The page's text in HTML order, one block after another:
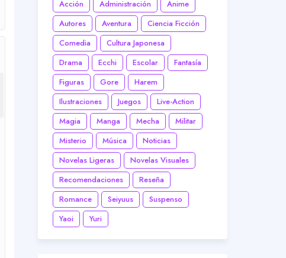
Acción Administración
Anime
Autores
Aventura
Ciencia Ficción
Comedia
Cultura Japonesa
Drama
Ecchi Escolar
Fantasía
Figuras
Gore
Harem
Ilustraciones
Juegos
Live-Action
Magia
Manga Mecha
Militar
Misterio
Música
Noticias
Novelas Ligeras
Novelas Visuales
Recomendaciones
Reseña
Romance
Seiyuus
Suspenso
Yaoi
Yuri